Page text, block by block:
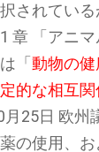
されている
章 「アニ
「 動物の
的な相互
25日 欧州
の使用、